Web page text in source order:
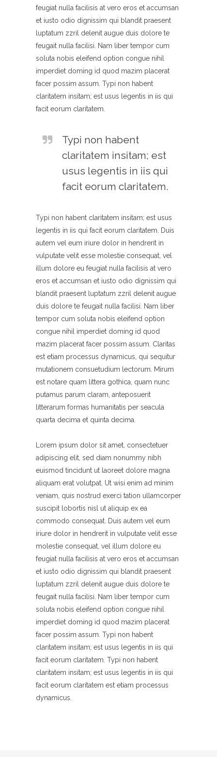
feugiat nulla facilisis at vero eros et accumsan
et iusto odio dignissim qui blandit praesent
luptatum zzril delenit augue duis dolore te
feugait nulla facilisi. Nam liber tempor cum
soluta nobis eleifend option congue nihil
imperdiet doming id quod mazim placerat
facer possim assum. Typi non habent
claritatem insitam; est usus legentis in iis qui
facit eorum claritatem.
Typi non habent
claritatem insitam; est
usus legentis in iis qui
facit eorum claritatem.
Typi non habent claritatem insitam; est usus
legentis in iis qui facit eorum claritatem. Duis
autem vel eum iriure dolor in hendrerit in
vulputate velit esse molestie consequat, vel
illum dolore eu feugiat nulla facilisis at vero
eros et accumsan et iusto odio dignissim qui
blandit praesent luptatum zzril delenit augue
duis dolore te feugait nulla facilisi. Nam liber
tempor cum soluta nobis eleifend option
congue nihil imperdiet doming id quod
mazim placerat facer possim assum. Claritas
est etiam processus dynamicus, qui sequitur
mutationem consuetudium lectorum. Mirum
est notare quam littera gothica, quam nunc
putamus parum claram, anteposuerit
litterarum formas humanitatis per seacula
quarta decima et quinta decima.
Lorem ipsum dolor sit amet, consectetuer
adipiscing elit, sed diam nonummy nibh
euismod tincidunt ut laoreet dolore magna
aliquam erat volutpat. Ut wisi enim ad minim
veniam, quis nostrud exerci tation ullamcorper
suscipit lobortis nisl ut aliquip ex ea
commodo consequat. Duis autem vel eum
iriure dolor in hendrerit in vulputate velit esse
molestie consequat, vel illum dolore eu
feugiat nulla facilisis at vero eros et accumsan
et iusto odio dignissim qui blandit praesent
luptatum zzril delenit augue duis dolore te
feugait nulla facilisi. Nam liber tempor cum
soluta nobis eleifend option congue nihil
imperdiet doming id quod mazim placerat
facer possim assum. Typi non habent
claritatem insitam; est usus legentis in iis qui
facit eorum claritatem. Typi non habent
claritatem insitam; est usus legentis in iis qui
facit eorum claritatem est etiam processus
dynamicus.